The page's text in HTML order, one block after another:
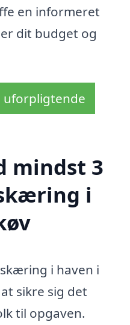
en informeret
dit budget og
uforpligtende
mindst 3
i
i haven i
sikre sig det
til opgaven.